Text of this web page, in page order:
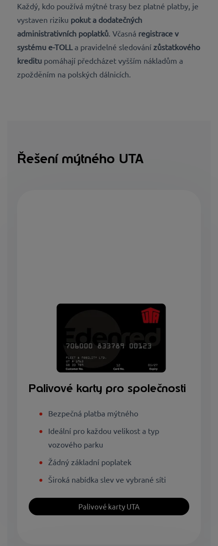
Každý, kdo používá mýtné trasy bez platné platby, je
vystaven riziku pokut a dodatečných
administrativních poplatků . Včasná registrace v
systému e-TOLL a pravidelné sledování zůstatkového
kreditu pomáhají předcházet vyšším nákladům a
zpožděním na polských dálnicích.
Řešení mýtného UTA
Palivové karty pro společnosti
Bezpečná platba mýtného
Ideální pro každou velikost a typ
vozového parku
Žádný základní poplatek
Široká nabídka slev ve vybrané síti
Palivové karty UTA